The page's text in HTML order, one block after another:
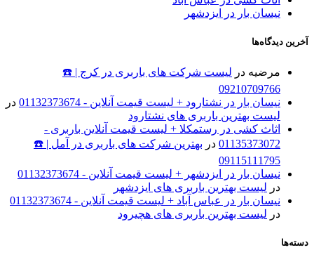
نیسان بار در ایزدشهر
آخرین دیدگاه‌ها
مرضیه در لیست شرکت های باربری در کرج | ☎️
09210709766
نیسان بار در نشتارود + لیست قیمت آنلاین - 01132373674
در
لیست بهترین باربری های نشتارود
اثاث کشی در رستمکلا + لیست قیمت آنلاین باربری -
01135373072 در بهترین شرکت های باربری در آمل | ☎️
09115111795
نیسان بار در ایزدشهر + لیست قیمت آنلاین - 01132373674
در لیست بهترین باربری های ایزدشهر
نیسان بار در عباس آباد + لیست قیمت آنلاین - 01132373674
در لیست بهترین باربری های هچیرود
دسته‌ها